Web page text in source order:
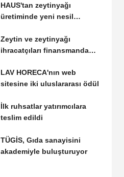
HAUS'tan zeytinyağı
üretiminde yeni nesil
Zeytin ve zeytinyağı
ihracatçıları finansmanda
LAV HORECA'nın web
sitesine iki uluslararası ödül
İlk ruhsatlar yatırımcılara
teslim edildi
TÜGİS, Gıda sanayisini
akademiyle buluşturuyor